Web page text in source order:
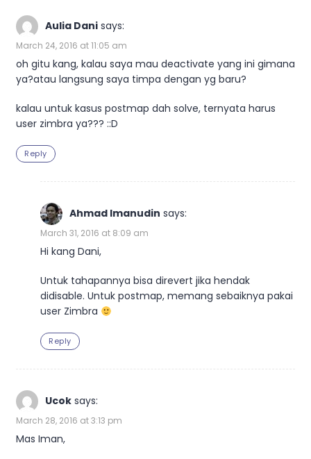
Aulia Dani says:
March 24, 2016 at 11:05 am
oh gitu kang, kalau saya mau deactivate yang ini gimana
ya?atau langsung saya timpa dengan yg baru?
kalau untuk kasus postmap dah solve, ternyata harus
user zimbra ya??? ::D
Reply
Ahmad Imanudin says:
March 31, 2016 at 8:09 am
Hi kang Dani,
Untuk tahapannya bisa direvert jika hendak
didisable. Untuk postmap, memang sebaiknya pakai
user Zimbra
Reply
Ucok says:
March 28, 2016 at 3:13 pm
Mas Iman,